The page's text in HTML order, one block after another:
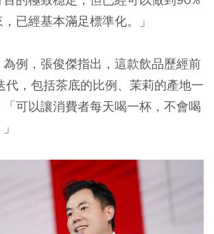
已經基本滿足標準化。」
例，張俊傑指出，這款飲品歷經前
代，包括茶底的比例、茉莉的產地一
可以讓消費者每天喝一杯，不會喝